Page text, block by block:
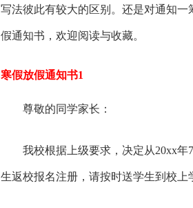
写法彼此有较大的区别。还是对通知
假通知书，欢迎阅读与收藏。
寒假放假通知书1
尊敬的同学家长：
我校根据上级要求，决定从20xx年
生返校报名注册，请按时送学生到校上